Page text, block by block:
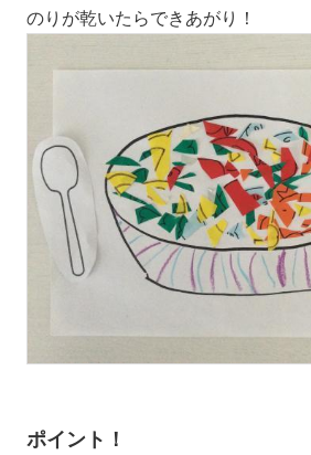
のりが乾いたらできあがり！
ポイント！